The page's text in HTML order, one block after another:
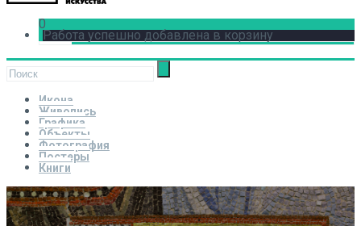
0
Работа успешно добавлена в корзину
Икона
Живопись
Графика
Объекты
Фотография
Постеры
Книги